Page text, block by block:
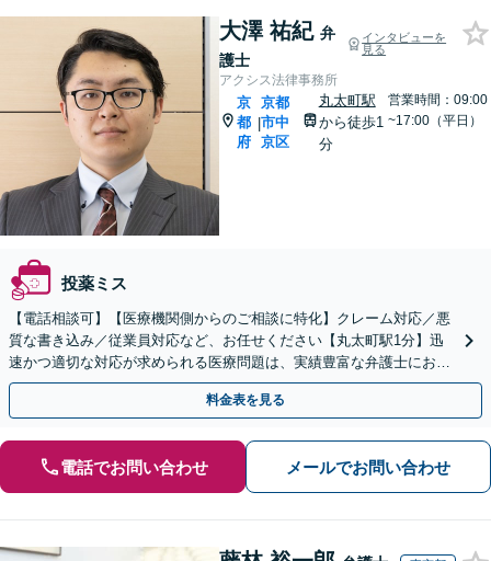
大澤 祐紀 弁
護士
インタビューを
見る
アクシス法律事務所
京
都
府
|
京都
市中
京区
丸太町駅
から徒歩1
分
営業時間：09:00
~17:00（平日）
投薬ミス
【電話相談可】【医療機関側からのご相談に特化】クレーム対応／悪
質な書き込み／従業員対応など、お任せください【丸太町駅1分】迅
速かつ適切な対応が求められる医療問題は、実績豊富な弁護士にお任
せください【休日面談可】【平日夜間対応】
料金表を見る
電話でお問い合わせ メールでお問い合わせ